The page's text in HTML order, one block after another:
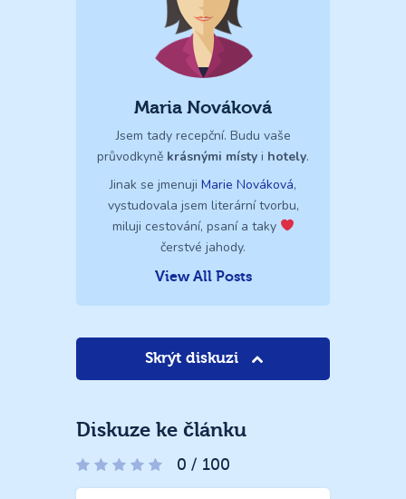
Maria Nováková
Jsem tady recepční. Budu vaše
průvodkyně krásnými místy i hotely.
Jinak se jmenuji Marie Nováková,
vystudovala jsem literární tvorbu,
miluji cestování, psaní a taky
čerstvé jahody.
View All Posts
Skrýt diskuzi
Diskuze ke článku
0 / 100